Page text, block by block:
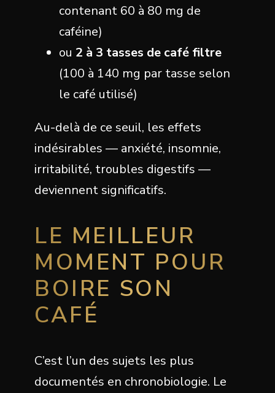
contenant 60 à 80 mg de
caféine)
ou 2 à 3 tasses de café filtre
(100 à 140 mg par tasse selon
le café utilisé)
Au-delà de ce seuil, les effets
indésirables — anxiété, insomnie,
irritabilité, troubles digestifs —
deviennent significatifs.
LE MEILLEUR
MOMENT POUR
BOIRE SON
CAFÉ
C’est l’un des sujets les plus
documentés en chronobiologie. Le